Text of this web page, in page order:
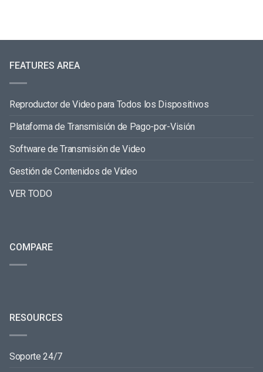
FEATURES AREA
Reproductor de Video para Todos los Dispositivos
Plataforma de Transmisión de Pago-por-Visión
Software de Transmisión de Video
Gestión de Contenidos de Video
VER TODO
COMPARE
RESOURCES
Soporte 24/7